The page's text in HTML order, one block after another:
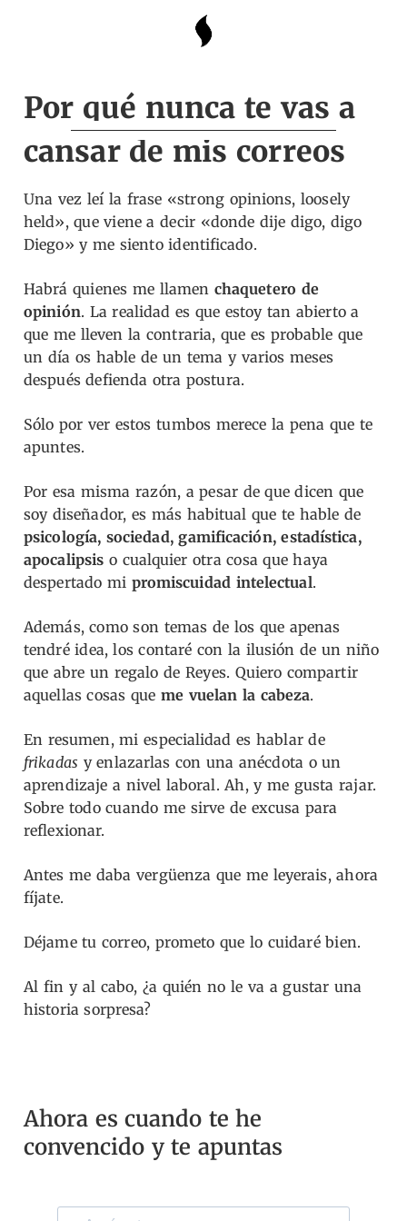
Por qué nunca te vas a
cansar de mis correos
Una vez leí la frase «strong opinions, loosely
held», que viene a decir «donde dije digo, digo
Diego» y me siento identificado.
Habrá quienes me llamen chaquetero de
opinión. La realidad es que estoy tan abierto a
que me lleven la contraria, que es probable que
un día os hable de un tema y varios meses
después defienda otra postura.
Sólo por ver estos tumbos merece la pena que te
apuntes.
Por esa misma razón, a pesar de que dicen que
soy diseñador, es más habitual que te hable de
psicología, sociedad, gamificación, estadística,
apocalipsis o cualquier otra cosa que haya
despertado mi promiscuidad intelectual.
Además, como son temas de los que apenas
tendré idea, los contaré con la ilusión de un niño
que abre un regalo de Reyes. Quiero compartir
aquellas cosas que me vuelan la cabeza.
En resumen, mi especialidad es hablar de
frikadas y enlazarlas con una anécdota o un
aprendizaje a nivel laboral.Ah, y me gusta rajar.
Sobre todo cuando me sirve de excusa para
reflexionar.
Antes me daba vergüenza que me leyerais, ahora
fíjate.
Déjame tu correo, prometo que lo cuidaré bien.
Al fin y al cabo, ¿a quién no le va a gustar una
historia sorpresa?
Ahora es cuando te he
convencido y te apuntas